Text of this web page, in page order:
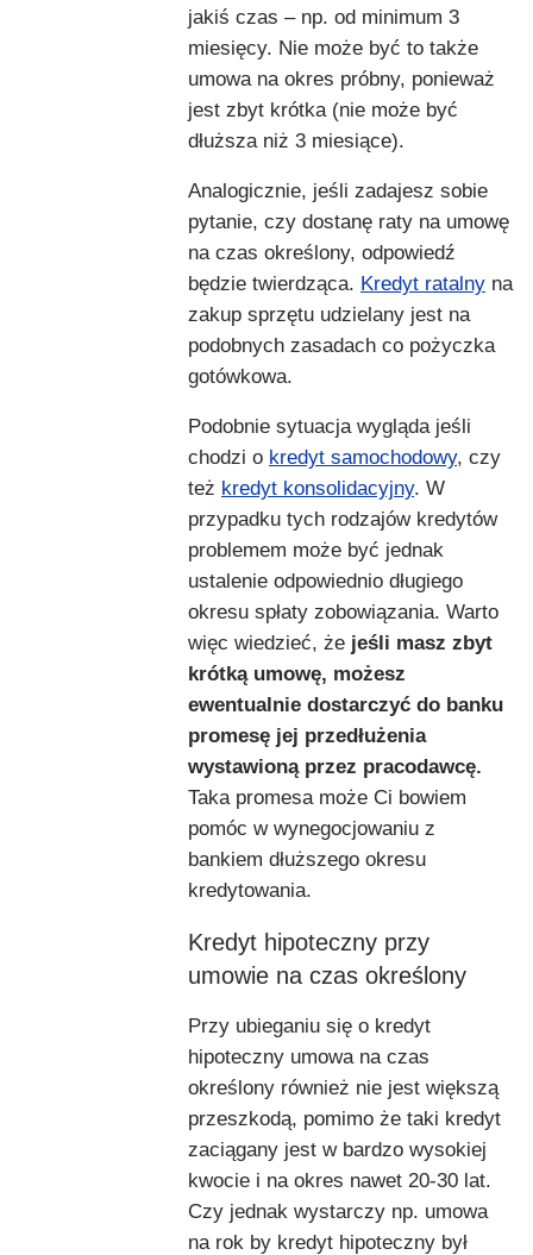
jakiś czas – np. od minimum 3
miesięcy. Nie może być to także
umowa na okres próbny, ponieważ
jest zbyt krótka (nie może być
dłuższa niż 3 miesiące).
Analogicznie, jeśli zadajesz sobie
pytanie, czy dostanę raty na umowę
na czas określony, odpowiedź
będzie twierdząca. Kredyt ratalny na
zakup sprzętu udzielany jest na
podobnych zasadach co pożyczka
gotówkowa.
Podobnie sytuacja wygląda jeśli
chodzi o kredyt samochodowy, czy
też kredyt konsolidacyjny. W
przypadku tych rodzajów kredytów
problemem może być jednak
ustalenie odpowiednio długiego
okresu spłaty zobowiązania. Warto
więc wiedzieć, że jeśli masz zbyt
krótką umowę, możesz
ewentualnie dostarczyć do banku
promesę jej przedłużenia
wystawioną przez pracodawcę.
Taka promesa może Ci bowiem
pomóc w wynegocjowaniu z
bankiem dłuższego okresu
kredytowania.
Kredyt hipoteczny przy
umowie na czas określony
Przy ubieganiu się o kredyt
hipoteczny umowa na czas
określony również nie jest większą
przeszkodą, pomimo że taki kredyt
zaciągany jest w bardzo wysokiej
kwocie i na okres nawet 20-30 lat.
Czy jednak wystarczy np. umowa
na rok by kredyt hipoteczny był